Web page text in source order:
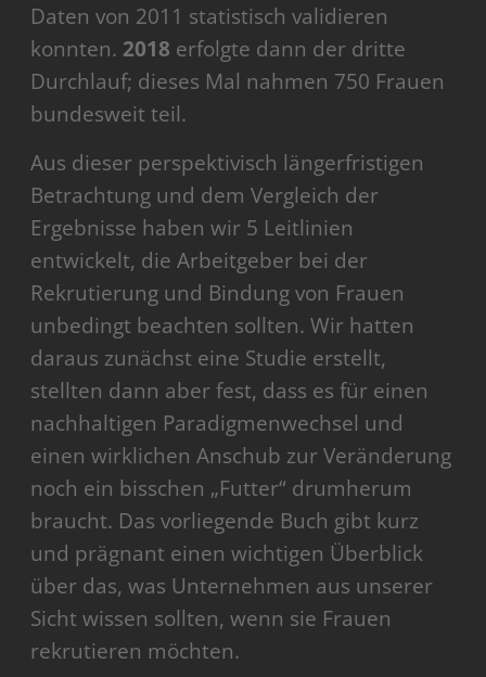
Daten von 2011 statistisch validieren
konnten. 2018 erfolgte dann der dritte
Durchlauf; dieses Mal nahmen 750 Frauen
bundesweit teil.
Aus dieser perspektivisch längerfristigen
Betrachtung und dem Vergleich der
Ergebnisse haben wir 5 Leitlinien
entwickelt, die Arbeitgeber bei der
Rekrutierung und Bindung von Frauen
unbedingt beachten sollten. Wir hatten
daraus zunächst eine Studie erstellt,
stellten dann aber fest, dass es für einen
nachhaltigen Paradigmenwechsel und
einen wirklichen Anschub zur Veränderung
noch ein bisschen „Futter“ drumherum
braucht. Das vorliegende Buch gibt kurz
und prägnant einen wichtigen Überblick
über das, was Unternehmen aus unserer
Sicht wissen sollten, wenn sie Frauen
rekrutieren möchten.